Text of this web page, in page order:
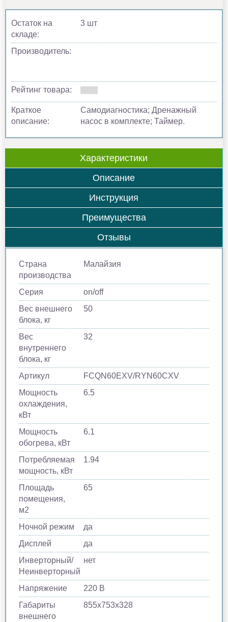
Остаток на
складе:
3 шт
Производитель:
Рейтинг товара:
Краткое
описание:
Самодиагностика; Дренажный
насос в комплекте; Таймер.
Характеристики
Описание
Инструкция
Преимущества
Отзывы
Страна
производства
Малайзия
Серия
on/off
Вес внешнего
блока, кг
50
Вес
внутреннего
блока, кг
32
Артикул
FCQN60EXV/RYN60CXV
Мощность
охлаждения,
кВт
6.5
Мощность
обогрева, кВт
6.1
Потребляемая
мощность, кВт
1.94
Площадь
помещения,
м2
65
Ночной режим
да
Дисплей
да
Инверторный/
Неинверторный
нет
Напряжение
220 В
Габариты
внешнего
855х753х328